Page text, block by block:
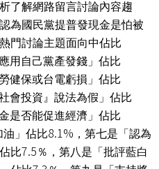
了解網路留言討論內容趨
為國民黨提普發現金是怕被
門討論主題面向中佔比
用自己黨產發錢」佔比
健保或台電虧損」佔比
會投資』說法為假」佔比
是否能促進經濟」佔比
油」佔比8.1% ，第七是「認為
比7.5 ％，第八是「批評藍白